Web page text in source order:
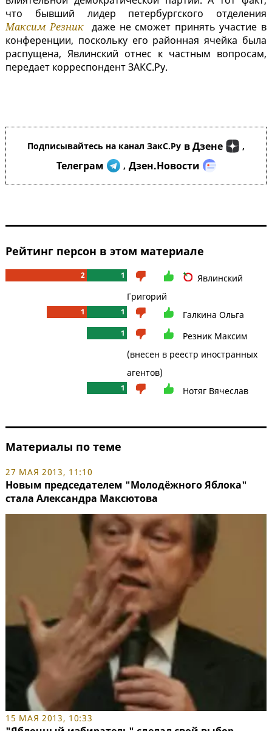
что бывший лидер петербургского отделения
Максим Резникдаже не сможет принять участие в
конференции, поскольку его районная ячейка была
распущена, Явлинский отнес к частным вопросам,
передает корреспондент ЗАКС.Ру.
Подписывайтесь на канал ЗакС.Ру в Дзене ,
Телеграм , Дзен.Новости
Рейтинг персон в этом материале
2 1
Явлинский
Григорий
1 1 Галкина Ольга
1
Резник Максим
(внесен в реестр иностранных
агентов)
1 Нотяг Вячеслав
Материалы по теме
27 МАЯ 2013, 11:10
Новым председателем "Молодёжного Яблока"
стала Александра Максютова
15 МАЯ 2013, 10:33